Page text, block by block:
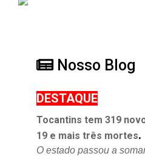
Nosso Blog
DESTAQUE
Tocantins tem 319
19 e mais três mortes.
O estado passou a